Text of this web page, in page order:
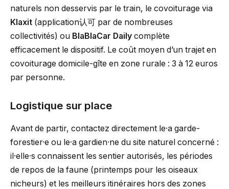
naturels non desservis par le train, le covoiturage via
Klaxit (application认可 par de nombreuses
collectivités) ou BlaBlaCar Daily complète
efficacement le dispositif. Le coût moyen d’un trajet en
covoiturage domicile-gîte en zone rurale : 3 à 12 euros
par personne.
Logistique sur place
Avant de partir, contactez directement le·a garde-
forestier·e ou le·a gardien·ne du site naturel concerné :
il·elle·s connaissent les sentier autorisés, les périodes
de repos de la faune (printemps pour les oiseaux
nicheurs) et les meilleurs itinéraires hors des zones